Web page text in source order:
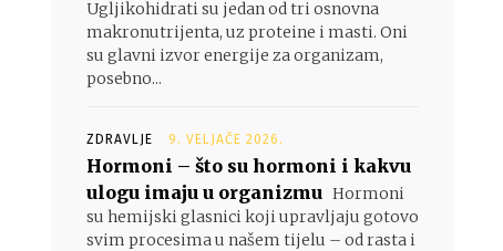
Ugljikohidrati su jedan od tri osnovna
makronutrijenta, uz proteine i masti. Oni
su glavni izvor energije za organizam,
posebno...
ZDRAVLJE 9. VELJAČE 2026.
Hormoni – što su hormoni i kakvu
ulogu imaju u organizmu Hormoni
su hemijski glasnici koji upravljaju gotovo
svim procesima u našem tijelu – od rasta i